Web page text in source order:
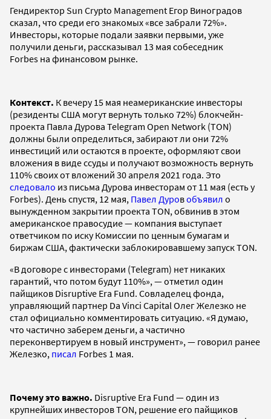
Гендиректор Sun Crypto Management Егор Виноградов
сказал, что среди его знакомых «все забрали 72%».
Инвесторы, которые подали заявки первыми, уже
получили деньги, рассказывал 13 мая собеседник
Forbes на финансовом рынке.
Контекст. К вечеру 15 мая неамериканские инвесторы
(резиденты США могут вернуть только 72%) блокчейн-
проекта Павла Дурова Telegram Open Network (TON)
должны были определиться, забирают ли они 72%
инвестиций или остаются в проекте, оформляют свои
вложения в виде ссуды и получают возможность вернуть
110% своих от вложений 30 апреля 2021 года. Это
следовало из письма Дурова инвесторам от 11 мая (есть у
Forbes). День спустя, 12 мая, Павел Дуровобъявил о
вынужденном закрытии проекта TON, обвинив в этом
американское правосудие — компания выступает
ответчиком по иску Комиссии по ценным бумагам и
биржам США, фактически заблокировавшему запуск TON.
«В договоре с инвесторами (Telegram) нет никаких
гарантий, что потом будут 110%», — отметил один
пайщиков Disruptive Era Fund. Совладелец фонда,
управляющий партнер Da Vinci Capital Олег Железко не
стал официально комментировать ситуацию. «Я думаю,
что частично заберем деньги, а частично
переконвертируем в новый инструмент», — говорил ранее
Железко, писал Forbes 1 мая.
Почему это важно. Disruptive Era Fund — один из
крупнейших инвесторов TON, решение его пайщиков